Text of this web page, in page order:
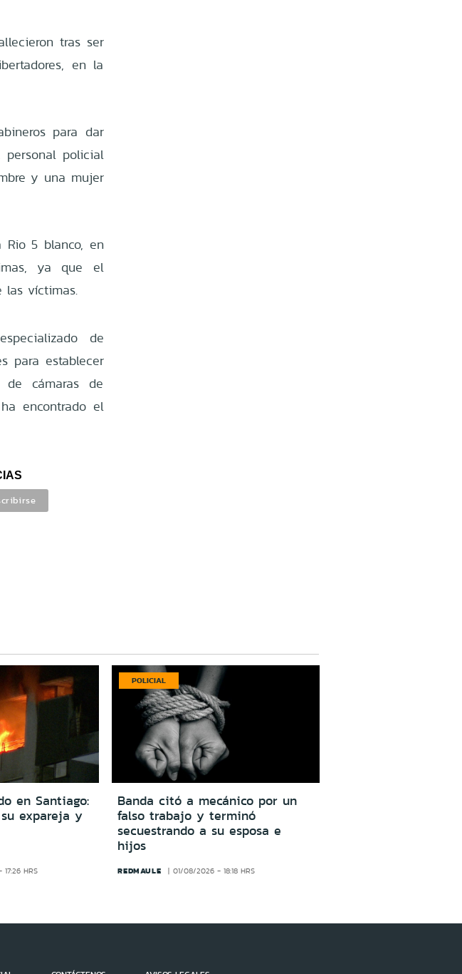
tras ser
en la
para dar
personal policial
y una mujer
5 blanco, en
ya que el
las víctimas.
de
para establecer
cámaras de
encontrado el
en Santiago:
expareja y
HRS
POLICIAL
Banda citó a mecánico por un
falso trabajo y terminó
secuestrando a su esposa e
hijos
REDMAULE 01/08/2026 - 18:18 HRS